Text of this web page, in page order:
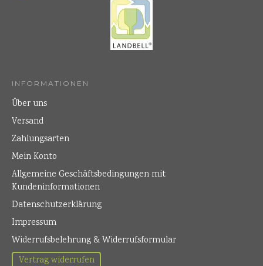
INFORMATIONEN
Über uns
Versand
Zahlungsarten
Mein Konto
Allgemeine Geschäftsbedingungen mit
Kundeninformationen
Datenschutzerklärung
Impressum
Widerrufsbelehrung & Widerrufsformular
Vertrag widerrufen